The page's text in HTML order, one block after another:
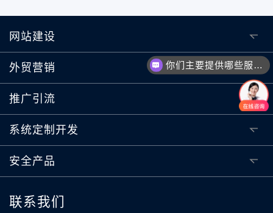
网站建设
外贸营销
推广引流
系统定制开发
安全产品
联系我们
你们主要提供哪些服务？可以根据需求定制吗？